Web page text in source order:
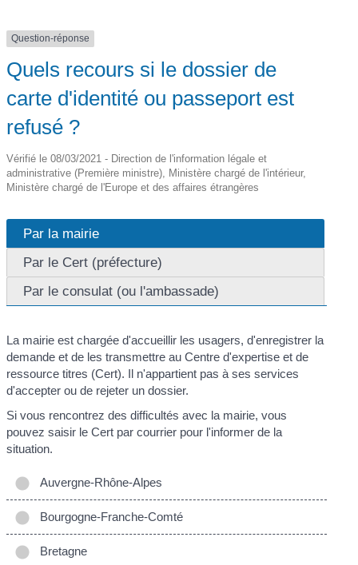
Question-réponse
Quels recours si le dossier de
carte d'identité ou passeport est
refusé ?
Vérifié le 08/03/2021 - Direction de l'information légale et
administrative (Première ministre), Ministère chargé de l'intérieur,
Ministère chargé de l'Europe et des affaires étrangères
Par la mairie
Par le Cert (préfecture)
Par le consulat (ou l'ambassade)
La mairie est chargée d'accueillir les usagers, d'enregistrer la
demande et de les transmettre au Centre d'expertise et de
ressource titres (Cert). Il n'appartient pas à ses services
d'accepter ou de rejeter un dossier.
Si vous rencontrez des difficultés avec la mairie, vous
pouvez saisir le Cert par courrier pour l'informer de la
situation.
Auvergne-Rhône-Alpes
Bourgogne-Franche-Comté
Bretagne